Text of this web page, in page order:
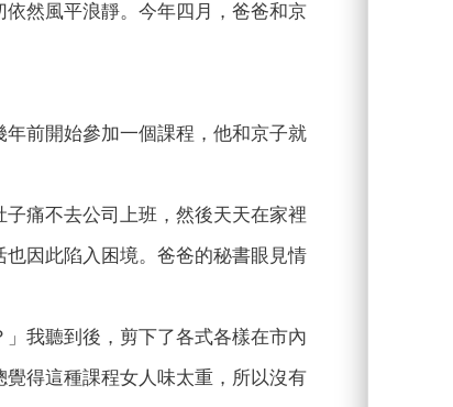
然風平浪靜。今年四月，爸爸和京
前開始參加一個課程，他和京子就
痛不去公司上班，然後天天在家裡
因此陷入困境。爸爸的秘書眼見情
我聽到後，剪下了各式各樣在市內
得這種課程女人味太重，所以沒有